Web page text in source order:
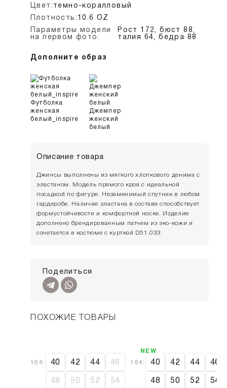
Цвет:темно-коралловый
Плотность:10.6 OZ
Параметры модели
на первом фото:
Рост 172, бюст 88,
талия 64, бедра 88
Дополните образ
Футболка
женская
белый_inspire
Джемпер
женский
белый
Описание товара
Джинсы выполнены из мягкого хлопкового денима с
эластаном. Модель прямого кроя с идеальной
посадкой по фигуре. Незаменимый спутник в любом
гардеробе. Наличие эластана в составе способствует
формустойчивости и комфортной носке. Изделие
дополнено брендированным патчем из эко-кожи и
сочетается в костюме с курткой D51.033
Поделиться
ПОХОЖИЕ ТОВАРЫ
164: 40 42 44 46
48 50 52 54
164: 40 42 44 46
48 50 52 54
NEW